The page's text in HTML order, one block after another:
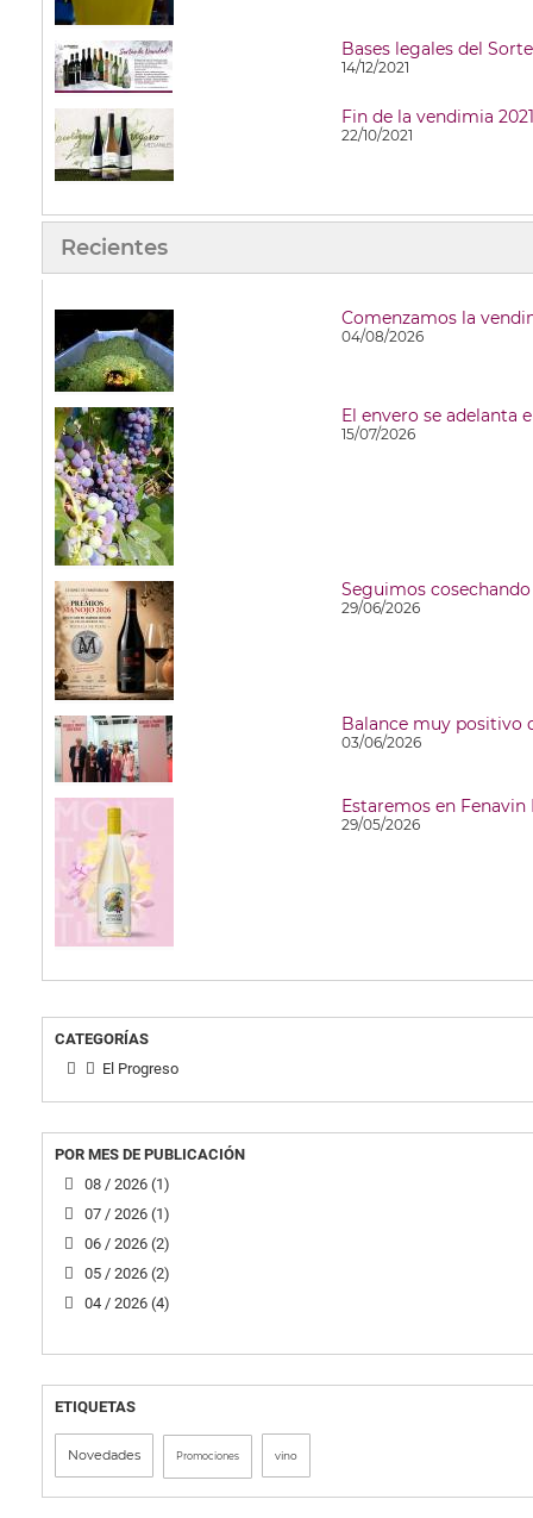
Bases legales del
14/12/2021
22/10/2021
Recientes
Comenzamos la
04/08/2026
El envero se adelanta
15/07/2026
29/06/2026
03/06/2026
29/05/2026
CATEGORÍAS
El Progreso
POR MES DE PUBLICACIÓN
08 / 2026 (1)
07 / 2026 (1)
06 / 2026 (2)
05 / 2026 (2)
04 / 2026 (4)
ETIQUETAS
Novedades Promociones vino